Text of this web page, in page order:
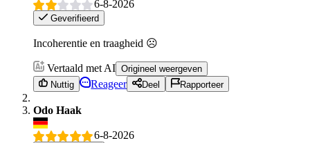
6-8-2026
Geverifieerd
Incoherentie en traagheid ☹️
Vertaald met AI Origineel weergeven
Nuttig
Reageer Deel Rapporteer
Odo Haak
6-8-2026